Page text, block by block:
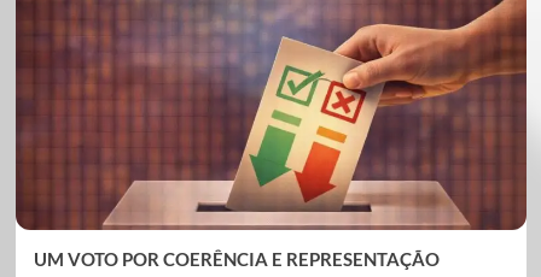
UM VOTO POR COERÊNCIA E REPRESENTAÇÃO